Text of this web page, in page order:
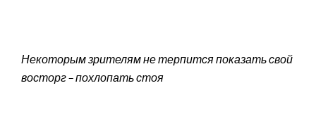
Некоторым зрителям не терпится показать свой
восторг – похлопать стоя